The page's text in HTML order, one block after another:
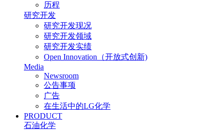
历程
研究开发
研究开发现况
研究开发领域
研究开发实绩
Open Innovation（开放式创新)
Media
Newsroom
公告事项
广告
在生活中的LG化学
PRODUCT
石油化学